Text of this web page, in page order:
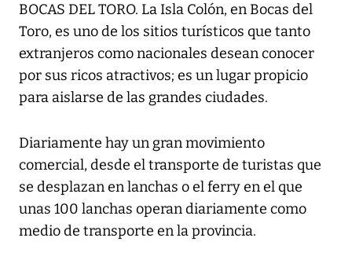
BOCAS DEL TORO. La Isla Colón, en Bocas del
Toro, es uno de los sitios turísticos que tanto
extranjeros como nacionales desean conocer
por sus ricos atractivos; es un lugar propicio
para aislarse de las grandes ciudades.
Diariamente hay un gran movimiento
comercial, desde el transporte de turistas que
se desplazan en lanchas o el ferry en el que
unas 100 lanchas operan diariamente como
medio de transporte en la provincia.